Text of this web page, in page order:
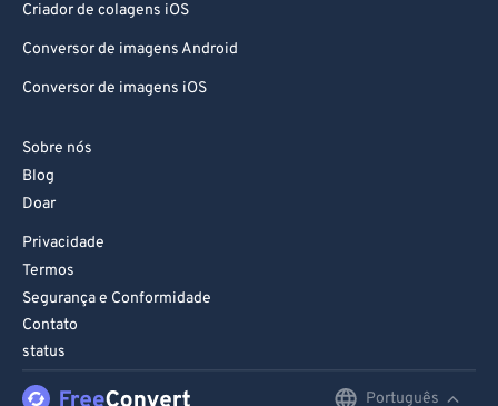
Criador de colagens iOS
Conversor de imagens Android
Conversor de imagens iOS
Sobre nós
Blog
Doar
Privacidade
Termos
Segurança e Conformidade
Contato
status
Português